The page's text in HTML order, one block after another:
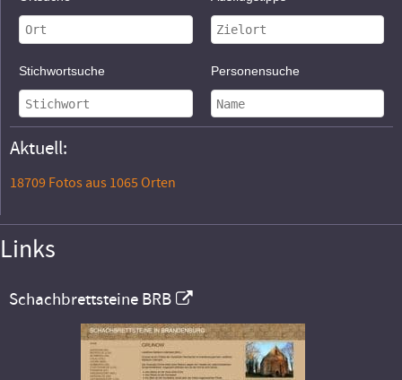
Stichwortsuche Personensuche
Aktuell:
18709 Fotos aus 1065 Orten
Links
Schachbrettsteine BRB